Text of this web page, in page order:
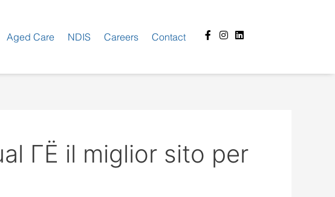
Aged Care NDIS Careers Contact
Facebook-
f
Instagram
Linkedin
ГЁ il miglior sito per